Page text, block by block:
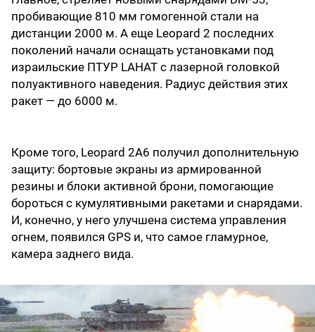
пробивающие 810 мм гомогенной стали на
дистанции 2000 м. А еще Leopard 2 последних
поколений начали оснащать установками под
израильские ПТУР LAHAT с лазерной головкой
полуактивного наведения. Радиус действия этих
ракет — до 6000 м.
Кроме того, Leopard 2А6 получил дополнительную
защиту: бортовые экраны из армированной
резины и блоки активной брони, помогающие
бороться с кумулятивными ракетами и снарядами.
И, конечно, у него улучшена система управления
огнем, появился GPS и, что самое гламурное,
камера заднего вида.